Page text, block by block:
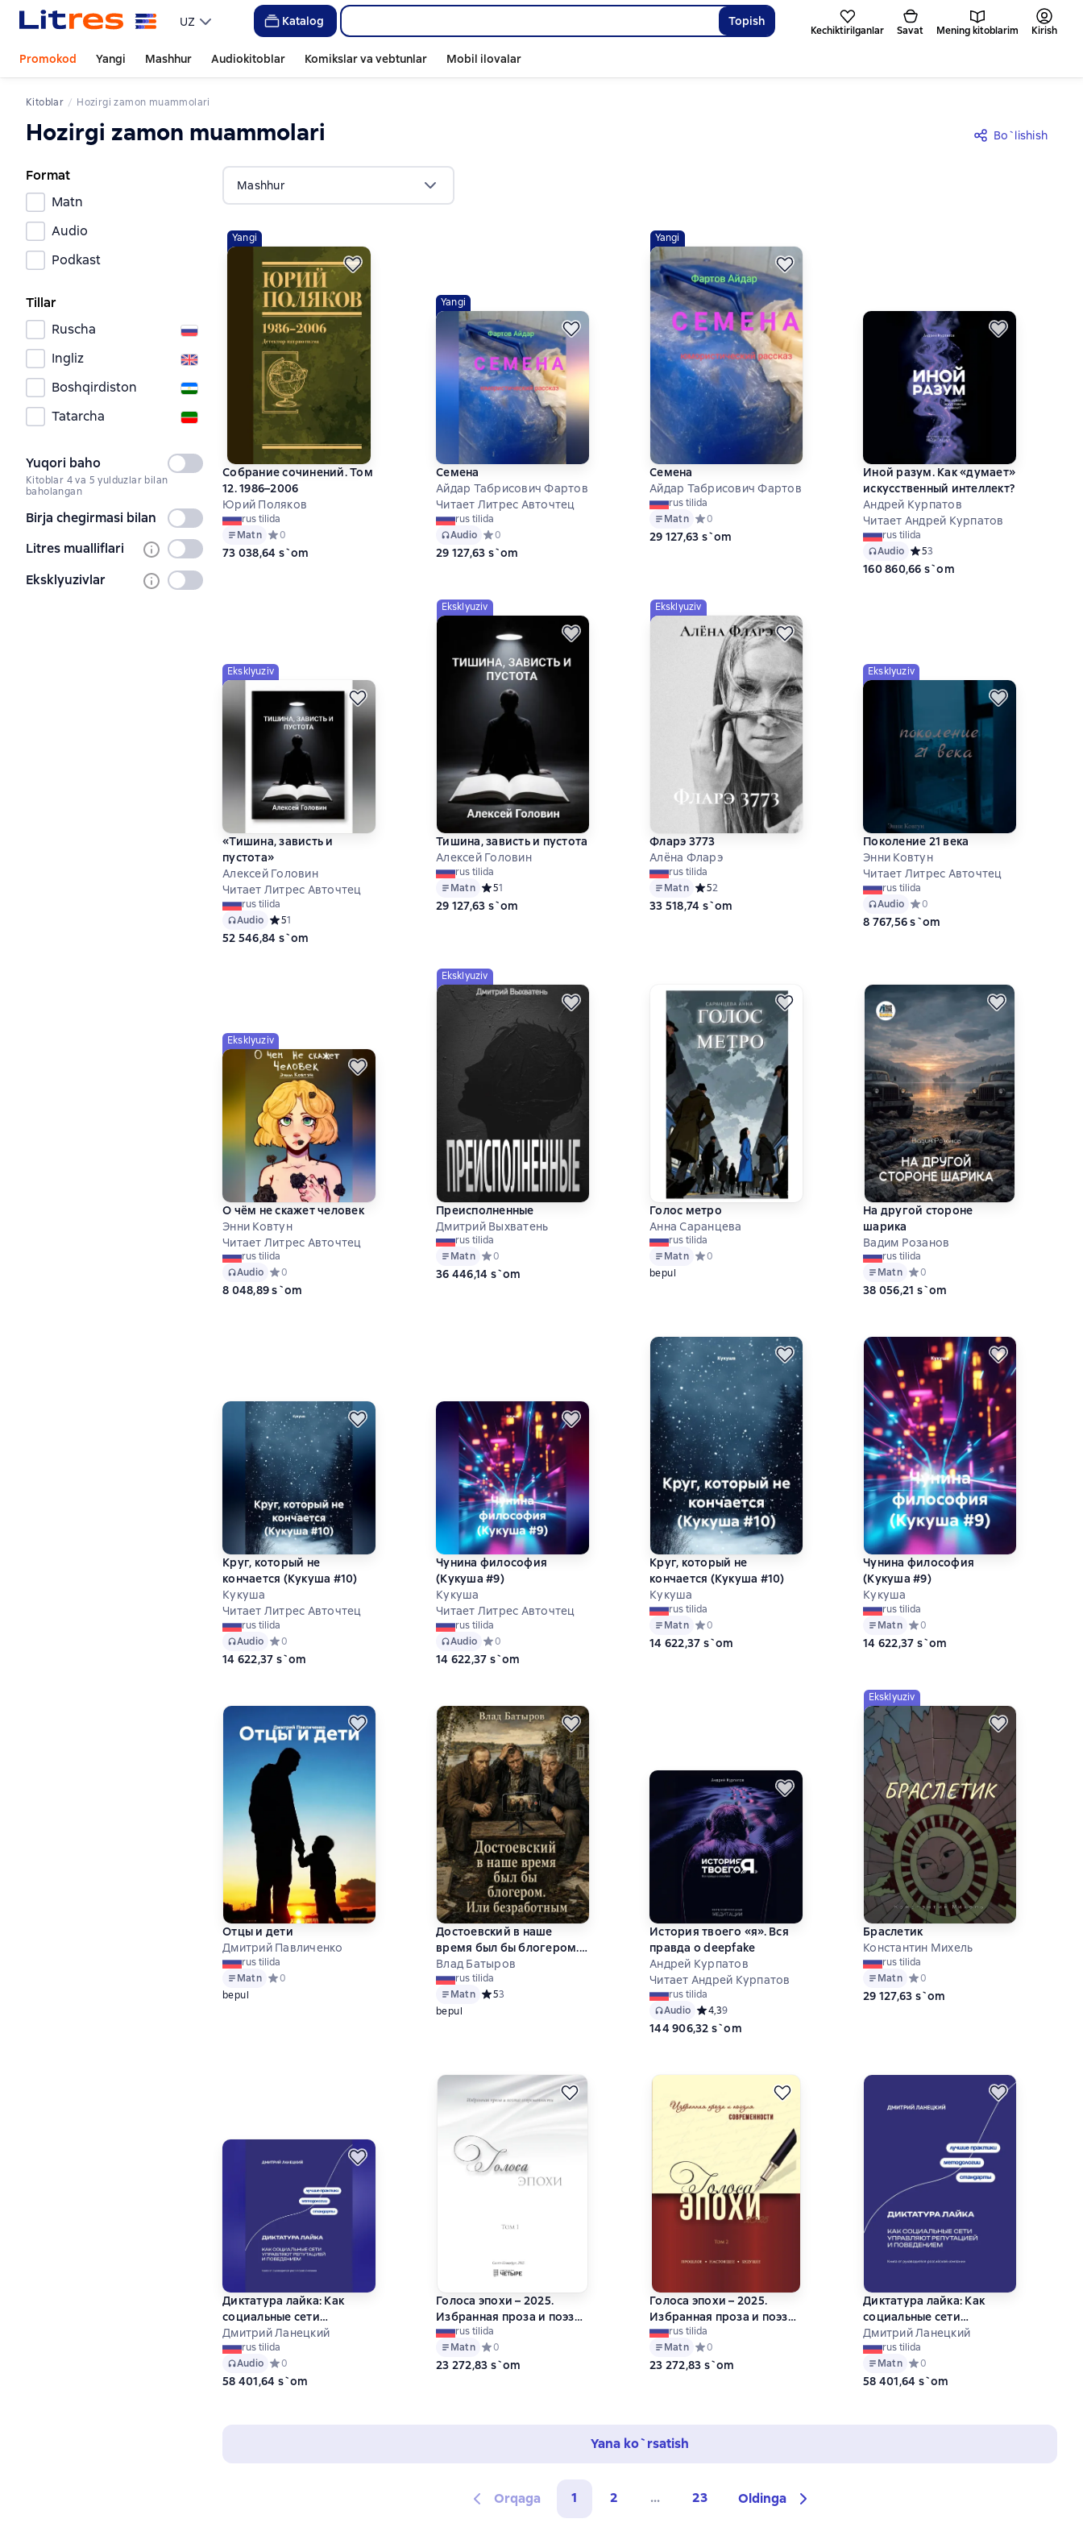
UZ Katalog Topish
Kechiktirilganlar Savat Mening kitoblarim Kirish
Promokod Yangi Mashhur Audiokitoblar Komikslar va vebtunlar Mobil ilovalar
Kitoblar Hozirgi zamon muammolari
Hozirgi zamon muammolari Bo`lishish
Format
Matn
Audio
Podkast
Tillar
Ruscha
Ingliz
Boshqirdiston
Tatarcha
Yuqori baho Tanlanmagan
Kitoblar 4 va 5 yulduzlar bilan
baholangan
Birja chegirmasi bilan
Tanlanmagan
Litres mualliflari
Tanlanmagan
Eksklyuzivlar
Tanlanmagan
Mashhur
Yangi
Собрание сочинений. Том
12. 1986–2006
Юрий Поляков
rus tilida
Matn Средний рейтинг 0 на основе 0 оценок
0
73 038,64 s`om
Yangi
Семена
Айдар Табрисович Фартов
Читает Литрес Авточтец
rus tilida
Audio Средний рейтинг 0 на основе 0 оценок
0
29 127,63 s`om
Yangi
Семена
Айдар Табрисович Фартов
rus tilida
Matn Средний рейтинг 0 на основе 0 оценок
0
29 127,63 s`om
Иной разум. Как «думает»
искусственный интеллект?
Андрей Курпатов
Читает Андрей Курпатов
rus tilida
Audio Средний рейтинг 5 на основе 3
53
160 860,66 s`om
Eksklyuziv
«Тишина, зависть и
пустота»
Алексей Головин
Читает Литрес Авточтец
rus tilida
Audio Средний рейтинг 5 на основе 1 оценок
51
52 546,84 s`om
Eksklyuziv
Тишина, зависть и пустота
Алексей Головин
rus tilida
Matn Средний рейтинг 5 на основе 1 оценок
51
29 127,63 s`om
Eksklyuziv
Фларэ 3773
Алёна Фларэ
rus tilida
Matn Средний рейтинг 5 на основе 2 оценок
52
33 518,74 s`om
Eksklyuziv
Поколение 21 века
Энни Ковтун
Читает Литрес Авточтец
rus tilida
Audio Средний рейтинг 0 на основе 0
0
8 767,56 s`om
Eksklyuziv
О чём не скажет человек
Энни Ковтун
Читает Литрес Авточтец
rus tilida
Audio Средний рейтинг 0 на основе 0 оценок
0
8 048,89 s`om
Eksklyuziv
Преисполненные
Дмитрий Выхватень
rus tilida
Matn Средний рейтинг 0 на основе 0 оценок
0
36 446,14 s`om
Голос метро
Анна Саранцева
rus tilida
Matn Средний рейтинг 0 на основе 0 оценок
0
bepul
На другой стороне
шарика
Вадим Розанов
rus tilida
Matn Средний рейтинг 0 на основе 0
0
38 056,21 s`om
Круг, который не
кончается (Кукуша #10)
Кукуша
Читает Литрес Авточтец
rus tilida
Audio Средний рейтинг 0 на основе 0 оценок
0
14 622,37 s`om
Чунина философия
(Кукуша #9)
Кукуша
Читает Литрес Авточтец
rus tilida
Audio Средний рейтинг 0 на основе 0 оценок
0
14 622,37 s`om
Круг, который не
кончается (Кукуша #10)
Кукуша
rus tilida
Matn Средний рейтинг 0 на основе 0 оценок
0
14 622,37 s`om
Чунина философия
(Кукуша #9)
Кукуша
rus tilida
Matn Средний рейтинг 0 на основе 0
0
14 622,37 s`om
Отцы и дети
Дмитрий Павличенко
rus tilida
Matn Средний рейтинг 0 на основе 0 оценок
0
bepul
Достоевский в наше
время был бы блогером.
Или безработным
Влад Батыров
rus tilida
Matn Средний рейтинг 5 на основе 3 оценок
53
bepul
История твоего «я». Вся
правда о deepfake
Андрей Курпатов
Читает Андрей Курпатов
rus tilida
Audio Средний рейтинг 4,3 на основе 9 оценок
4,39
144 906,32 s`om
Eksklyuziv
Браслетик
Константин Михель
rus tilida
Matn Средний рейтинг 0 на основе 0
0
29 127,63 s`om
Диктатура лайка: Как
социальные сети
управляют репутацией и
поведением
Дмитрий Ланецкий
rus tilida
Audio Средний рейтинг 0 на основе 0 оценок
0
58 401,64 s`om
Голоса эпохи – 2025.
Избранная проза и поэзия
современности. Том 1
rus tilida
Matn Средний рейтинг 0 на основе 0 оценок
0
23 272,83 s`om
Голоса эпохи – 2025.
Избранная проза и поэзия
современности. Том 2
rus tilida
Matn Средний рейтинг 0 на основе 0 оценок
0
23 272,83 s`om
Диктатура лайка: Как
социальные сети
управляют репутацией и
поведением
Дмитрий Ланецкий
rus tilida
Matn Средний рейтинг 0 на основе 0
0
58 401,64 s`om
Yana ko`rsatish
Orqaga 1 2 ... 23 Oldinga